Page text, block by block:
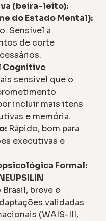
(beira-leito):
do Estado Mental):
Sensível a
de corte
Cognitive
sensível que o
incluir mais itens
e memória.
Rápido, bom para
executivas e
Formal:
breve e
validadas
(WAIS-III,